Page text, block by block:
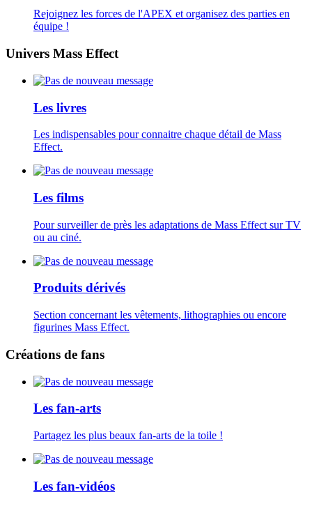
Rejoignez les forces de l'APEX et organisez des parties en
équipe !
Univers Mass Effect
Les livres
Les indispensables pour connaitre chaque détail de Mass
Effect.
Les films
Pour surveiller de près les adaptations de Mass Effect sur TV
ou au ciné.
Produits dérivés
Section concernant les vêtements, lithographies ou encore
figurines Mass Effect.
Créations de fans
Les fan-arts
Partagez les plus beaux fan-arts de la toile !
Les fan-vidéos